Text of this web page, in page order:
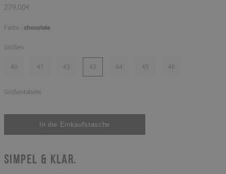
279,00€
Farbe - chocolate
Größen
40 41 42 43 44 45 46
Größentabelle
SIMPEL & KLAR.